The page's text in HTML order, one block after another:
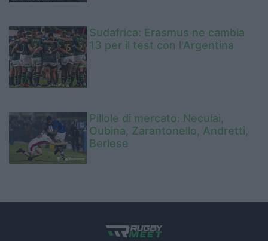
Sudafrica: Erasmus ne cambia
13 per il test con l'Argentina
Pillole di mercato: Neculai,
Oubina, Zarantonello, Andretti,
Berlese